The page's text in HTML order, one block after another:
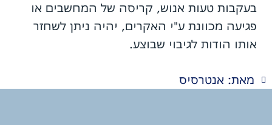
בעקבות טעות אנוש, קריסה של המחשבים או
פגיעה מכוונת ע"י האקרים, יהיה ניתן לשחזר
אותו הודות לגיבוי שבוצע.
מאת: אנטרסיס